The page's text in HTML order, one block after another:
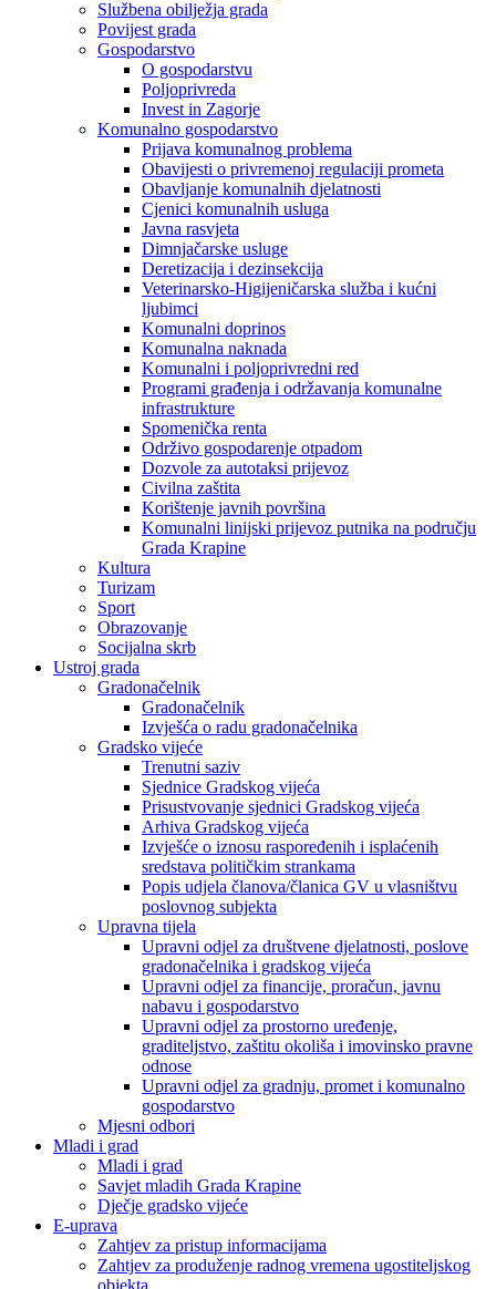
Službena obilježja grada
Povijest grada
Gospodarstvo
O gospodarstvu
Poljoprivreda
Invest in Zagorje
Komunalno gospodarstvo
Prijava komunalnog problema
Obavijesti o privremenoj regulaciji prometa
Obavljanje komunalnih djelatnosti
Cjenici komunalnih usluga
Javna rasvjeta
Dimnjačarske usluge
Deretizacija i dezinsekcija
Veterinarsko-Higijeničarska služba i kućni
ljubimci
Komunalni doprinos
Komunalna naknada
Komunalni i poljoprivredni red
Programi građenja i održavanja komunalne
infrastrukture
Spomenička renta
Održivo gospodarenje otpadom
Dozvole za autotaksi prijevoz
Civilna zaštita
Korištenje javnih površina
Komunalni linijski prijevoz putnika na području
Grada Krapine
Kultura
Turizam
Sport
Obrazovanje
Socijalna skrb
Ustroj grada
Gradonačelnik
Gradonačelnik
Izvješća o radu gradonačelnika
Gradsko vijeće
Trenutni saziv
Sjednice Gradskog vijeća
Prisustvovanje sjednici Gradskog vijeća
Arhiva Gradskog vijeća
Izvješće o iznosu raspoređenih i isplaćenih
sredstava političkim strankama
Popis udjela članova/članica GV u vlasništvu
poslovnog subjekta
Upravna tijela
Upravni odjel za društvene djelatnosti, poslove
gradonačelnika i gradskog vijeća
Upravni odjel za financije, proračun, javnu
nabavu i gospodarstvo
Upravni odjel za prostorno uređenje,
graditeljstvo, zaštitu okoliša i imovinsko pravne
odnose
Upravni odjel za gradnju, promet i komunalno
gospodarstvo
Mjesni odbori
Mladi i grad
Mladi i grad
Savjet mladih Grada Krapine
Dječje gradsko vijeće
E-uprava
Zahtjev za pristup informacijama
Zahtjev za produženje radnog vremena ugostiteljskog
objekta